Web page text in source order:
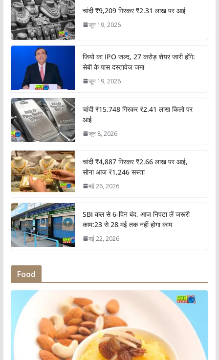
चांदी ₹9,209 गिरकर ₹2.31 लाख पर आई
जून 19, 2026
जियो का IPO जल्द, 27 करोड़ शेयर जारी होंगे:
सेबी के पास दस्तावेज जमा
जून 19, 2026
चांदी ₹15,748 गिरकर ₹2.41 लाख किलो पर
आई
जून 8, 2026
चांदी ₹4,887 गिरकर ₹2.66 लाख पर आई,
सोना आज ₹1,246 सस्ता
मई 26, 2026
SBI कल से 6-दिन बंद, आज निपटा लें जरूरी
काम:23 से 28 मई तक नहीं होगा काम
मई 22, 2026
Food